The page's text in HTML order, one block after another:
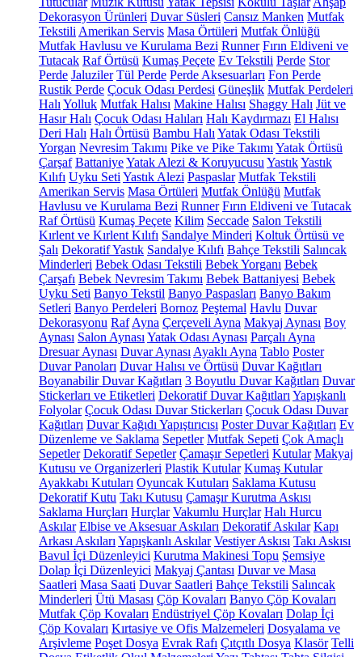
Dekorasyon Ürünleri Duvar Süsleri Cansız Manken Mutfak
Tekstili Amerikan Servis Masa Örtüleri Mutfak Önlüğü
Mutfak Havlusu ve Kurulama Bezi Runner Fırın Eldiveni ve
Tutacak Raf Örtüsü Kumaş Peçete Ev Tekstili Perde Stor
Perde Jaluziler Tül Perde Perde Aksesuarları Fon Perde
Rustik Perde Çocuk Odası Perdesi Güneşlik Mutfak Perdeleri
Halı Yolluk Mutfak Halısı Makine Halısı Shaggy Halı Jüt ve
Hasır Halı Çocuk Odası Halıları Halı Kaydırmazı El Halısı
Deri Halı Halı Örtüsü Bambu Halı Yatak Odası Tekstili
Yorgan Nevresim Takımı Pike ve Pike Takımı Yatak Örtüsü
Çarşaf BattaniyeYatak Alezi & Koruyucusu YastıkYastık
Kılıfı Uyku Seti Yastık Alezi Paspaslar Mutfak Tekstili
Amerikan Servis Masa Örtüleri Mutfak Önlüğü Mutfak
Havlusu ve Kurulama Bezi Runner Fırın Eldiveni ve Tutacak
Raf Örtüsü Kumaş Peçete Kilim Seccade Salon Tekstili
Kırlent ve Kırlent Kılıfı Sandalye Minderi Koltuk Örtüsü ve
Şalı Dekoratif Yastık Sandalye Kılıfı Bahçe Tekstili Salıncak
Minderleri Bebek Odası Tekstili Bebek Yorganı Bebek
Çarşafı Bebek Nevresim Takımı Bebek Battaniyesi Bebek
Uyku Seti Banyo Tekstil Banyo Paspasları Banyo Bakım
Setleri Banyo Perdeleri Bornoz Peştemal Havlu Duvar
Dekorasyonu Raf Ayna Çerçeveli Ayna Makyaj Aynası Boy
Aynası Salon Aynası Yatak Odası Aynası Parçalı Ayna
Dresuar Aynası Duvar Aynası Ayaklı Ayna Tablo Poster
Duvar Panoları Duvar Halısı ve Örtüsü Duvar Kağıtları
Boyanabilir Duvar Kağıtları 3 Boyutlu Duvar Kağıtları Duvar
Stickerları ve Etiketleri Dekoratif Duvar Kağıtları Yapışkanlı
Folyolar Çocuk Odası Duvar Stickerları Çocuk Odası Duvar
Kağıtları Duvar Kağıdı Yapıştırıcısı Poster Duvar Kağıtları Ev
Düzenleme ve Saklama Sepetler Mutfak Sepeti Çok Amaçlı
Sepetler Dekoratif Sepetler Çamaşır Sepetleri Kutular Makyaj
Kutusu ve Organizerleri Plastik Kutular Kumaş Kutular
Ayakkabı Kutuları Oyuncak Kutuları Saklama Kutusu
Dekoratif Kutu Takı Kutusu Çamaşır Kurutma Askısı
Saklama Hurçları Hurçlar Vakumlu Hurçlar Halı Hurcu
Askılar Elbise ve Aksesuar Askıları Dekoratif Askılar Kapı
Arkası Askıları Yapışkanlı Askılar Vestiyer Askısı Takı Askısı
Bavul İçi Düzenleyici Kurutma Makinesi Topu Şemsiye
Dolap İçi Düzenleyici Makyaj Çantası Duvar ve Masa
Saatleri Masa Saati Duvar Saatleri Bahçe Tekstili Salıncak
Minderleri Ütü Masası Çöp Kovaları Banyo Çöp Kovaları
Mutfak Çöp Kovaları Endüstriyel Çöp Kovaları Dolap İçi
Çöp Kovaları Kırtasiye ve Ofis Malzemeleri Dosyalama ve
Arşivleme Poşet Dosya Evrak Rafı Çıtçıtlı Dosya Klasör Telli